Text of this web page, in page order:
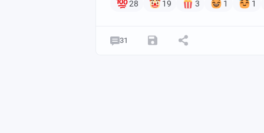
28 19 3 1 1
31